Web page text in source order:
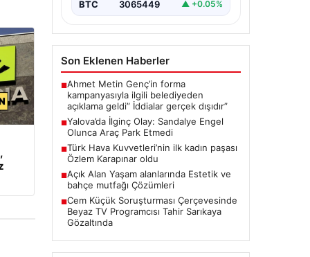
BTC 3065449 ▲ +0.05%
Son Eklenen Haberler
■Ahmet Metin Genç’in forma
kampanyasıyla ilgili belediyeden
açıklama geldi” İddialar gerçek dışıdır”
■Yalova’da İlginç Olay: Sandalye Engel
Olunca Araç Park Etmedi
■Türk Hava Kuvvetleri’nin ilk kadın paşası
Özlem Karapınar oldu
■Açık Alan Yaşam alanlarında Estetik ve
bahçe mutfağı Çözümleri
■Cem Küçük Soruşturması Çerçevesinde
Beyaz TV Programcısı Tahir Sarıkaya
Gözaltında